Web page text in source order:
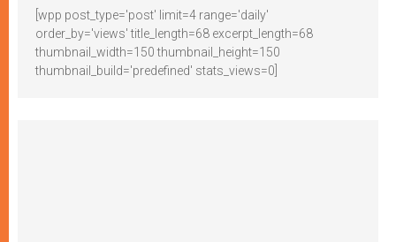
[wpp post_type='post' limit=4 range='daily'
order_by='views' title_length=68 excerpt_length=68
thumbnail_width=150 thumbnail_height=150
thumbnail_build='predefined' stats_views=0]